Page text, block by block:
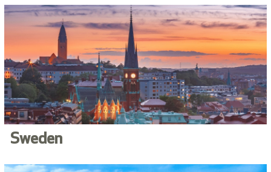
Sweden